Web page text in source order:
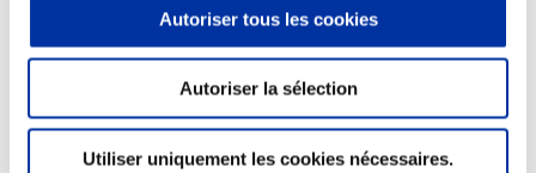
Autoriser tous les cookies
Autoriser la sélection
Utiliser uniquement les cookies nécessaires.
Elevage
Transport – mise en marché
Partenaire Climat
Alimentation de qualité, raisonnée et durable